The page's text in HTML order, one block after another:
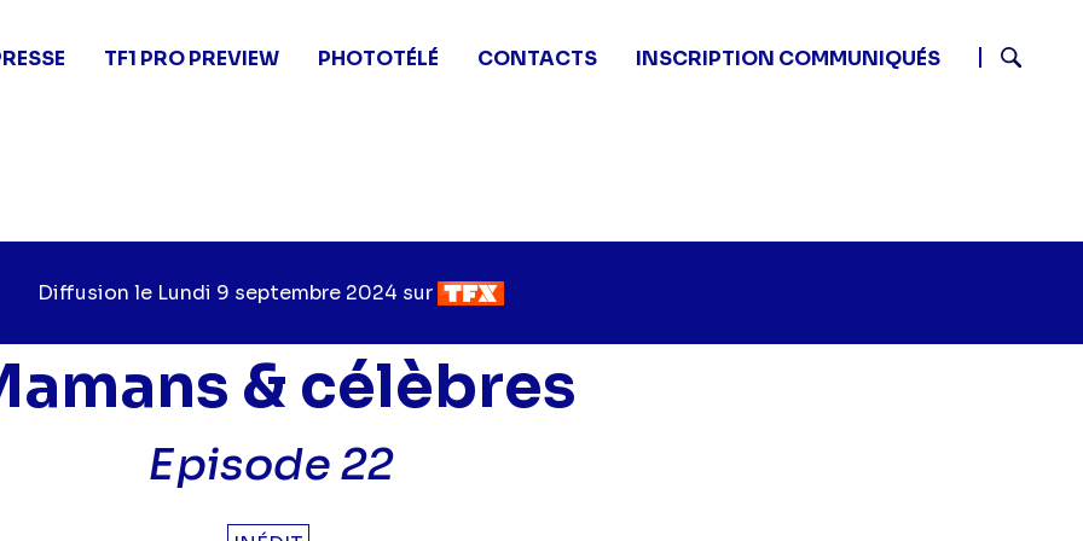
TF1 PRO PREVIEW PHOTOTÉLÉ CONTACTS
INSCRIPTION COMMUNIQUÉS
Diffusion le Jour
diffusion
Lundi 9 septembre 2024 sur Chaîne
diffusion
& célèbres
Episode 22